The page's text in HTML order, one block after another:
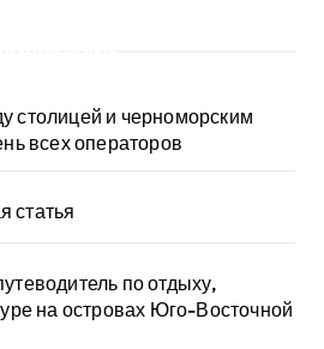
столицей и черноморским
всех операторов
статья
по отдыху,
на островах Юго-Восточной